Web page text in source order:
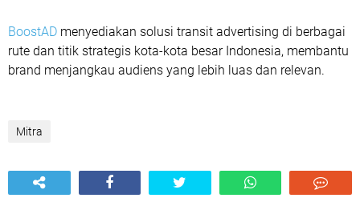
BoostAD menyediakan solusi transit advertising di berbagai
rute dan titik strategis kota-kota besar Indonesia, membantu
brand menjangkau audiens yang lebih luas dan relevan.
Mitra